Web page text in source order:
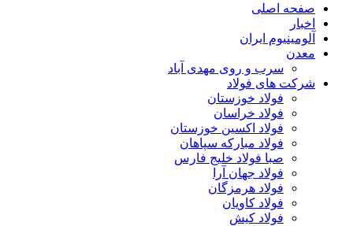
صفحه اصلی
اخبار
آلومینیوم ایران
معدن
سرب و روی مهدی آباد
شرکت های فولاد
فولاد خوزستان
فولاد خراسان
فولاد اکسین خوزستان
فولاد مبارکه سپاهان
صبا فولاد خلیج فارس
فولاد جهان آرا
فولاد هرمزگان
فولاد کاویان
فولاد کیش